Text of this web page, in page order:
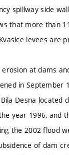
spillway side
that more than
levees are
at dams
in September
Desna located
year 1996, and
the 2002 flood
of dam